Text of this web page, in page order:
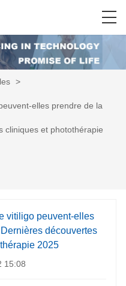
>
elles prendre de la
cliniques et photothérapie
vitiligo peuvent-elles
découvertes
2025
15:08